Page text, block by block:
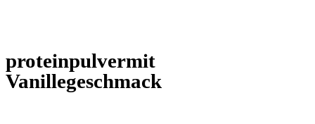
proteinpulvermit
Vanillegeschmack